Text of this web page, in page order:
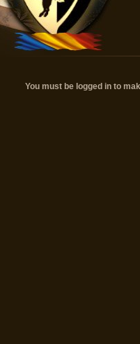
You must be logged in to